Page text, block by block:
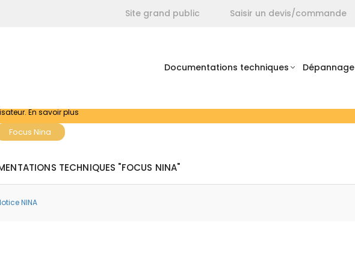
En savoir plus
Focus Nina
TECHNIQUES "FOCUS NINA"
NINA
Site grand public Saisir un devis/commande
Documentations techniques Dépannage